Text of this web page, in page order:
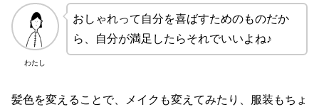
わたし
おしゃれって自分を喜ばすためのものだか
ら、自分が満足したらそれでいいよね♪
髪色を変えることで、メイクも変えてみたり、服装もちょ